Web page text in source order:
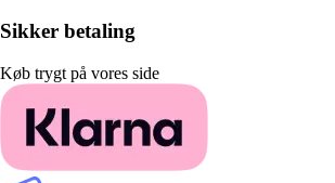
Sikker betaling
Køb trygt på vores side